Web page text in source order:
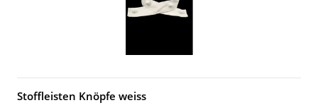
Stoffleisten Knöpfe weiss